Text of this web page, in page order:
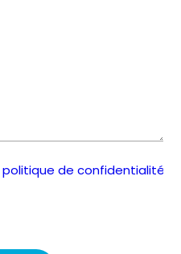
politique de confidentialité